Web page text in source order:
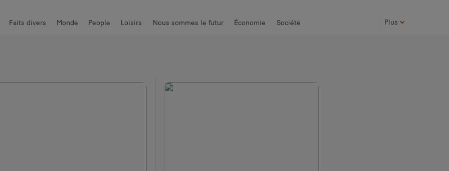
Faits divers Monde People Loisirs Nous sommes le futur Économie Société Plus